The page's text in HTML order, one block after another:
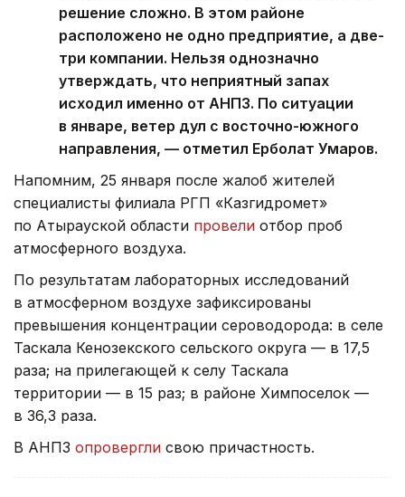
решение сложно. В этом районе
расположено не одно предприятие, а две-
три компании. Нельзя однозначно
утверждать, что неприятный запах
исходил именно от АНПЗ. По ситуации
в январе, ветер дул с восточно-южного
направления, — отметил Ерболат Умаров.
Напомним, 25 января после жалоб жителей
специалисты филиала РГП «Казгидромет»
по Атырауской области провели отбор проб
атмосферного воздуха.
По результатам лабораторных исследований
в атмосферном воздухе зафиксированы
превышения концентрации сероводорода: в селе
Таскала Кенозекского сельского округа — в 17,5
раза; на прилегающей к селу Таскала
территории — в 15 раз; в районе Химпоселок —
в 36,3 раза.
В АНПЗ опровергли свою причастность.